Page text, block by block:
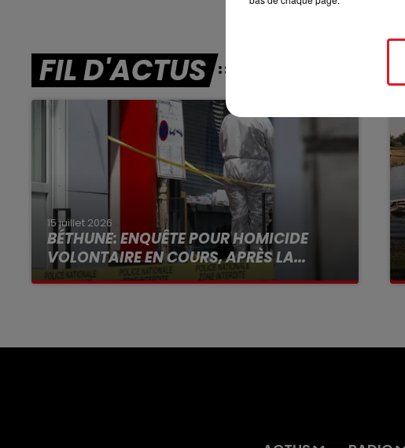
FIL D'ACTUS
15 juillet 2026
BÉTHUNE: ENQUÊTE POUR HOMICIDE
VOLONTAIRE EN COURS, APRÈS LA...
Selon les premiers éléments, le logement